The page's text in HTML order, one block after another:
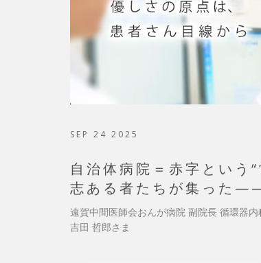
SEP 24 2025
自治体病院＝赤字という
志ある者たちが集った
遠賀中間医師会おんが病院 副院長 循環器内
吉田 哲郎さま